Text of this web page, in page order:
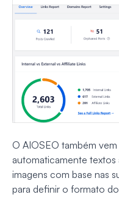
O AIOSEO também
automaticamente textos
imagens com base nas
para definir o formato